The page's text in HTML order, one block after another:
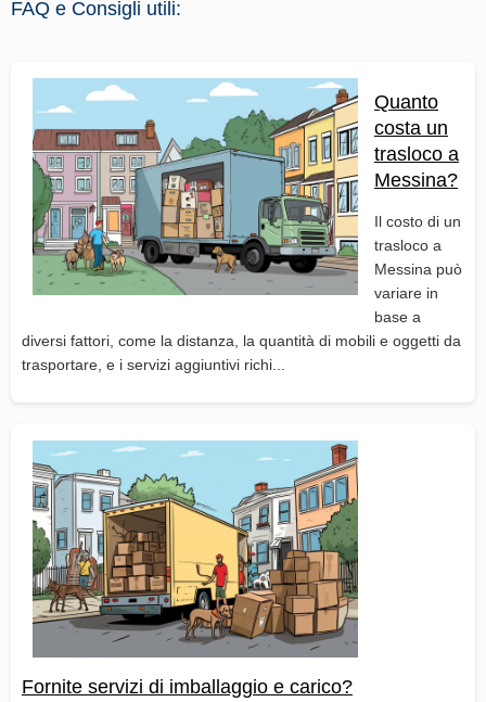
FAQ e Consigli utili:
Quanto
costa un
trasloco a
Messina?
Il costo di un
trasloco a
Messina può
variare in
base a
diversi fattori, come la distanza, la quantità di mobili e oggetti da
trasportare, e i servizi aggiuntivi richi...
Fornite servizi di imballaggio e carico?